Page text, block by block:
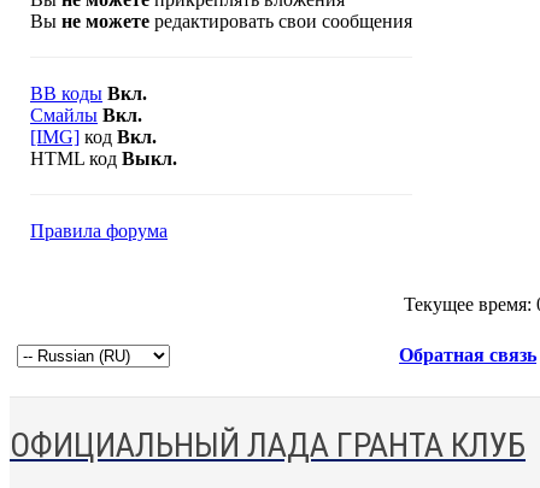
Вы не можете редактировать свои сообщения
BB коды Вкл.
Смайлы Вкл.
[IMG] код Вкл.
HTML код Выкл.
Правила форума
Текущее время:
Обратная связь
ОФИЦИАЛЬНЫЙ ЛАДА ГРАНТА КЛУБ